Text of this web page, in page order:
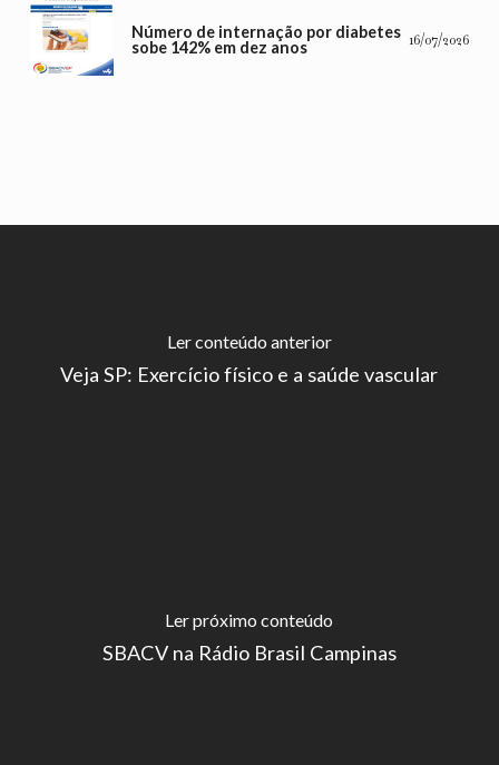
Número de internação por diabetes
sobe 142% em dez anos
16/07/2026
Ler conteúdo anterior
Veja SP: Exercício físico e a saúde vascular
Ler próximo conteúdo
SBACV na Rádio Brasil Campinas